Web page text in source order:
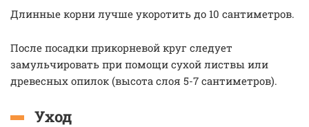
Длинные корни лучше укоротить до 10 сантиметров.
После посадки прикорневой круг следует
замульчировать при помощи сухой листвы или
древесных опилок (высота слоя 5-7 сантиметров).
Уход